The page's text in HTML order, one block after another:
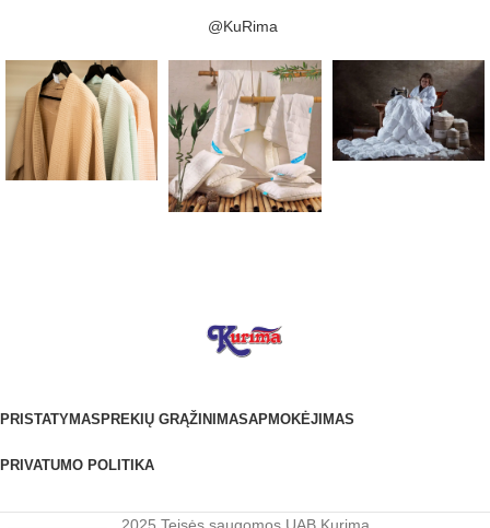
@KuRima
PRISTATYMAS PREKIŲ GRĄŽINIMASAPMOKĖJIMAS
PRIVATUMO POLITIKA